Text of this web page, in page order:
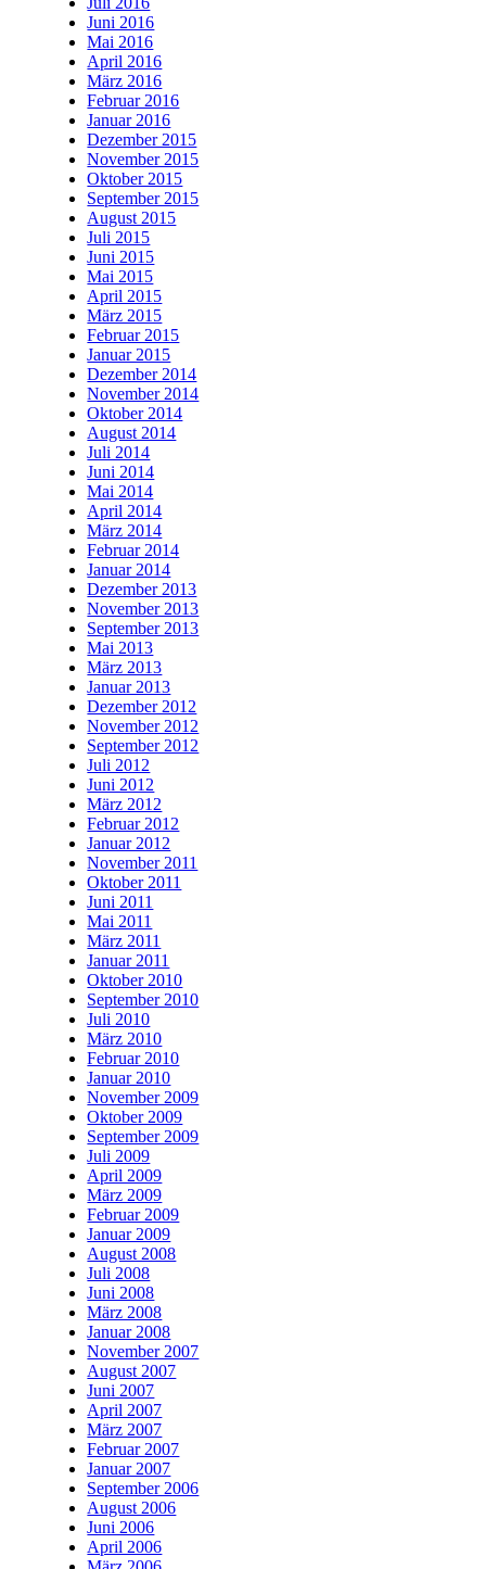
Juni 2016
Mai 2016
April 2016
März 2016
Februar 2016
Januar 2016
Dezember 2015
November 2015
Oktober 2015
September 2015
August 2015
Juli 2015
Juni 2015
Mai 2015
April 2015
März 2015
Februar 2015
Januar 2015
Dezember 2014
November 2014
Oktober 2014
August 2014
Juli 2014
Juni 2014
Mai 2014
April 2014
März 2014
Februar 2014
Januar 2014
Dezember 2013
November 2013
September 2013
Mai 2013
März 2013
Januar 2013
Dezember 2012
November 2012
September 2012
Juli 2012
Juni 2012
März 2012
Februar 2012
Januar 2012
November 2011
Oktober 2011
Juni 2011
Mai 2011
März 2011
Januar 2011
Oktober 2010
September 2010
Juli 2010
März 2010
Februar 2010
Januar 2010
November 2009
Oktober 2009
September 2009
Juli 2009
April 2009
März 2009
Februar 2009
Januar 2009
August 2008
Juli 2008
Juni 2008
März 2008
Januar 2008
November 2007
August 2007
Juni 2007
April 2007
März 2007
Februar 2007
Januar 2007
September 2006
August 2006
Juni 2006
April 2006